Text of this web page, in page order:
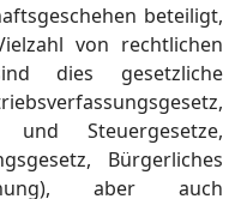
beteiligt,
von rechtlichen
dies gesetzliche
und Steuergesetze,
Bürgerliches
aber auch